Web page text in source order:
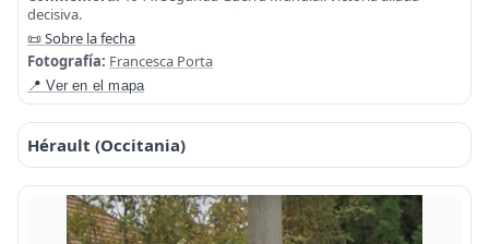
decisiva.
📜 Sobre la fecha
Fotografía: Francesca Porta
📍 Ver en el mapa
Hérault (Occitania)